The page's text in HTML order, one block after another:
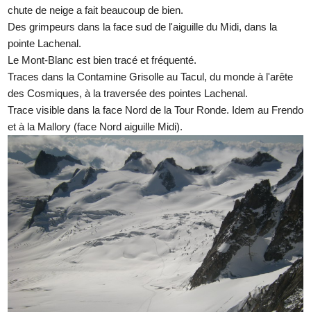
chute de neige a fait beaucoup de bien.
Des grimpeurs dans la face sud de l'aiguille du Midi, dans la
pointe Lachenal.
Le Mont-Blanc est bien tracé et fréquenté.
Traces dans la Contamine Grisolle au Tacul, du monde à l'arête
des Cosmiques, à la traversée des pointes Lachenal.
Trace visible dans la face Nord de la Tour Ronde. Idem au Frendo
et à la Mallory (face Nord aiguille Midi).